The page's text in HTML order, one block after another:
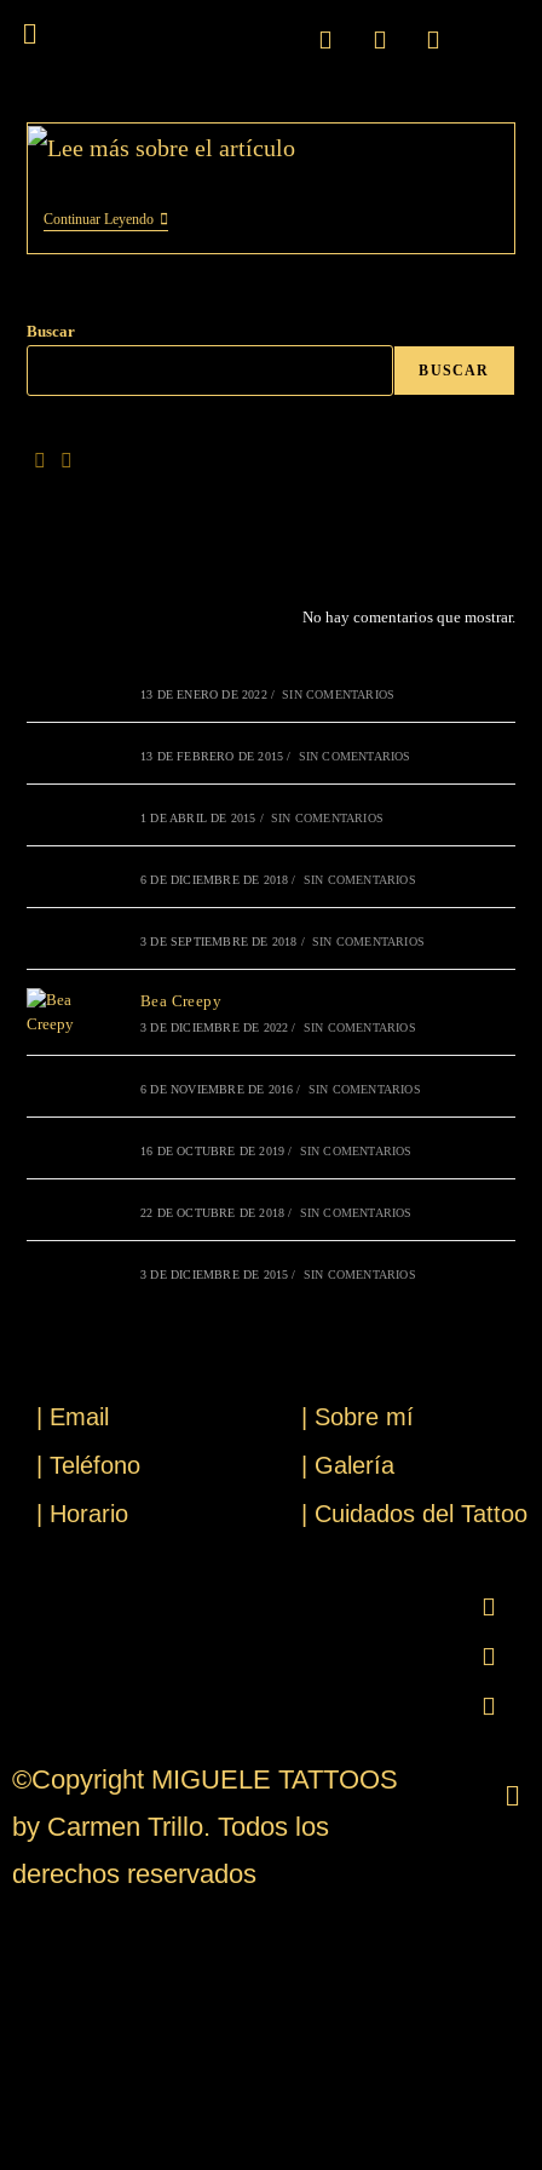
Continuar Leyendo
Buscar
BUSCAR
No hay comentarios que mostrar.
13 DE ENERO DE 2022 / SIN COMENTARIOS
13 DE FEBRERO DE 2015 / SIN COMENTARIOS
1 DE ABRIL DE 2015 / SIN COMENTARIOS
6 DE DICIEMBRE DE 2018 / SIN COMENTARIOS
3 DE SEPTIEMBRE DE 2018 / SIN COMENTARIOS
Bea Creepy
3 DE DICIEMBRE DE 2022 / SIN COMENTARIOS
6 DE NOVIEMBRE DE 2016 / SIN COMENTARIOS
16 DE OCTUBRE DE 2019 / SIN COMENTARIOS
22 DE OCTUBRE DE 2018 / SIN COMENTARIOS
3 DE DICIEMBRE DE 2015 / SIN COMENTARIOS
| Email
| Sobre mí
| Teléfono
| Horario
| Galería
| Cuidados del Tattoo
©Copyright MIGUELE TATTOOS
by Carmen Trillo. Todos los
derechos reservados